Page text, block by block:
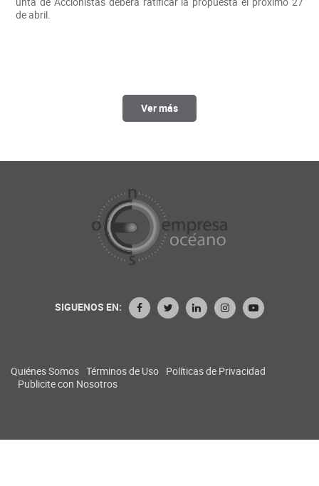
de abril.
Ver más
SIGUENOS EN:
Quiénes Somos Términos de Uso Políticas de Privacidad
Publicite con Nosotros